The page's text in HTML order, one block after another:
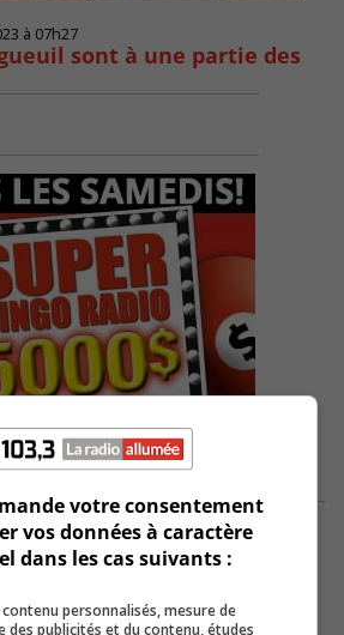
à 07h27
sont à une partie des
votre consentement
vos données à caractère
dans les cas suivants :
personnalisés, mesure de
des publicités et du contenu, études